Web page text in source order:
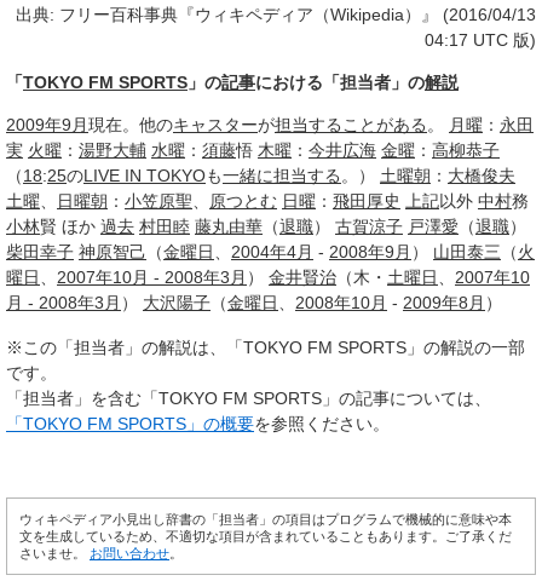
出典: フリー百科事典『ウィキペディア（Wikipedia）』 (2016/04/13
04:17 UTC 版)
「TOKYO FM SPORTS 」の記事における「担当者」の解説
2009年9月現在。他のキャスターが担当することがある。 月曜 ： 永田
実 火曜 ： 湯野大輔 水曜 ： 須藤悟 木曜 ： 今井広海 金曜 ： 高柳恭子
（18:25のLIVE IN TOKYOも一緒に担当する。） 土曜朝 ： 大橋俊夫
土曜、 日曜朝 ： 小笠原聖、 原つとむ 日曜 ： 飛田厚史 上記以外 中村務
小林賢 ほか 過去 村田睦 藤丸由華 （退職） 古賀涼子 戸澤愛 （退職）
柴田幸子 神原智己 （金曜日、 2004年4月 - 2008年9月 ） 山田泰三 （火
曜日、 2007年10月 - 2008年3月 ） 金井賢治 （木・ 土曜日、 2007年10
月 - 2008年3月 ） 大沢陽子 （金曜日、 2008年10月 - 2009年8月 ）
※この「担当者」の解説は、「TOKYO FM SPORTS」の解説の一部
です。
「担当者」を含む「TOKYO FM SPORTS」の記事については、
「TOKYO FM SPORTS」の概要を参照ください。
ウィキペディア小見出し辞書の「担当者」の項目はプログラムで機械的に意味や本
文を生成しているため、不適切な項目が含まれていることもあります。ご了承くだ
さいませ。 お問い合わせ